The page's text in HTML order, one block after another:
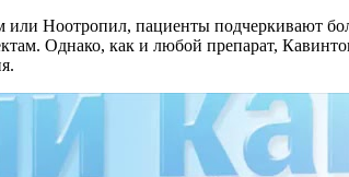
Ноотропил, пациенты подчеркивают
Однако, как и любой препарат,